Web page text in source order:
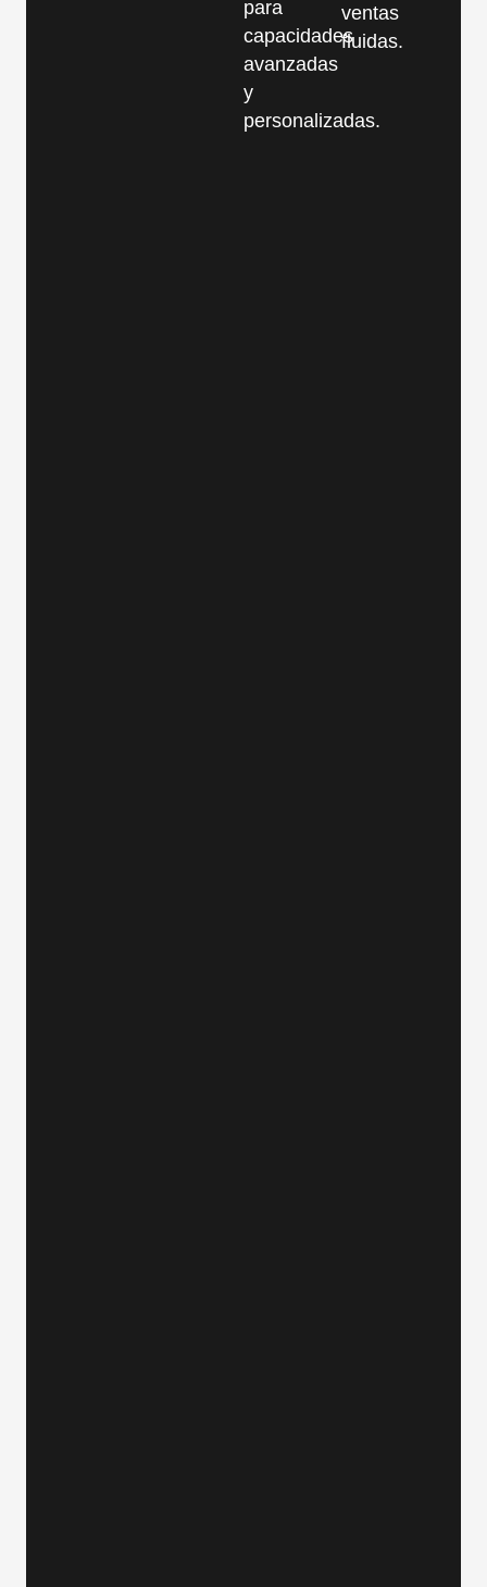
para
capacidades
avanzadas
y
personalizadas.
ventas
fluidas.